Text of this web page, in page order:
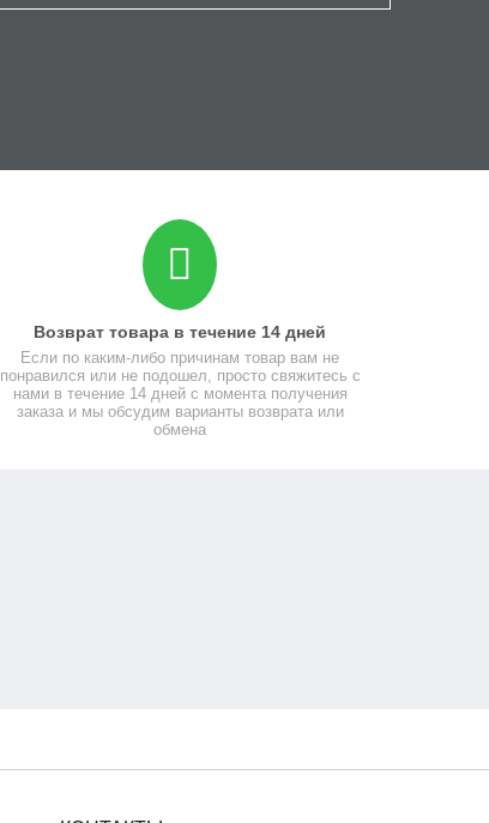
Возврат товара в течение 14 дней
Если по каким-либо причинам товар вам не
понравился или не подошел, просто свяжитесь с
нами в течение 14 дней с момента получения
заказа и мы обсудим варианты возврата или
обмена